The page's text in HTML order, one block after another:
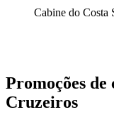
Cabine do Costa
Promoções de
Cruzeiros